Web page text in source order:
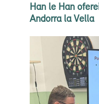
Han le Han
Andorra la Vella